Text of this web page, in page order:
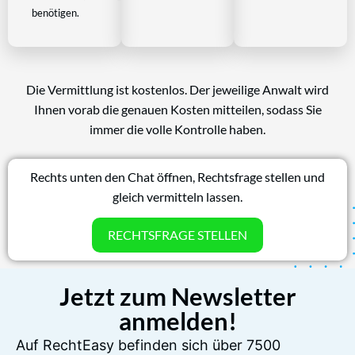
benötigen.
Die Vermittlung ist kostenlos. Der jeweilige Anwalt wird
Ihnen vorab die genauen Kosten mitteilen, sodass Sie
immer die volle Kontrolle haben.
Rechts unten den Chat öffnen, Rechtsfrage stellen und
gleich vermitteln lassen.
RECHTSFRAGE STELLEN
Jetzt zum Newsletter
anmelden!
Auf RechtEasy befinden sich über 7500